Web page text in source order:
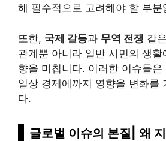
해 필수적으로 고려해야 할 부분
또한, 국제 갈등과 무역 전쟁 같
관계뿐 아니라 일반 시민의 생활
향을 미칩니다. 이러한 이슈들은
일상 경제에까지 영향을 변화를
다.
글로벌 이슈의 본질| 왜